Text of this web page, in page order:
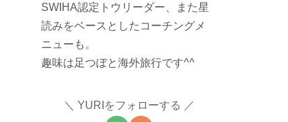
SWIHA認定トウリーダー、また星
読みをベースとしたコーチングメ
ニューも。
趣味は足つぼと海外旅行です^^
YURIをフォローする